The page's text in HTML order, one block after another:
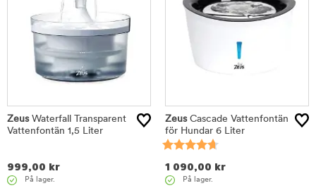
Zeus Waterfall Transparent
Vattenfontän 1,5 Liter
999,00 kr
På lager.
Zeus Cascade Vattenfontän
för Hundar 6 Liter
1 090,00 kr
På lager.